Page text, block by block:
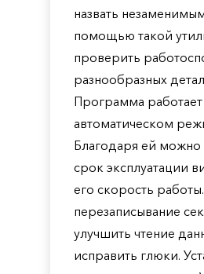
назвать
помощью такой
проверить
разнообразных
Программа работает
автоматическом
Благодаря ей можно
срок эксплуатации
его скорость
перезаписывание
улучшить чтение
исправить глюки.